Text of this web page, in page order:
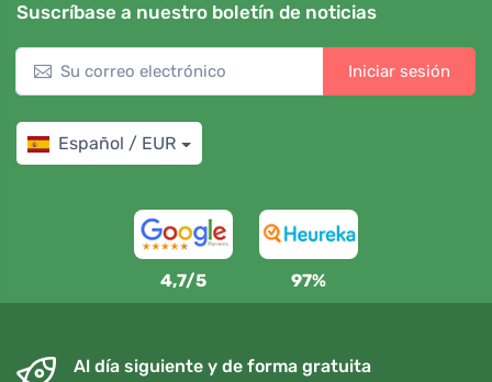
Suscríbase a nuestro boletín de noticias
Iniciar sesión
Español / EUR
4,7/5 97%
Al día siguiente y de forma gratuita